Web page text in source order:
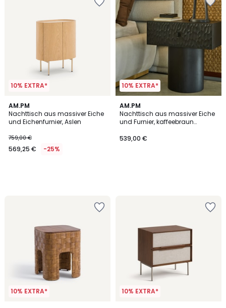
10% EXTRA*
AM.PM
Nachttisch aus massiver Eiche
und Eichenfurnier, Aslen
759,00 €
569,25 € -25%
10% EXTRA*
AM.PM
Nachttisch aus massiver Eiche
und Furnier, kaffeebraun
539,00 €
10% EXTRA* 10% EXTRA*